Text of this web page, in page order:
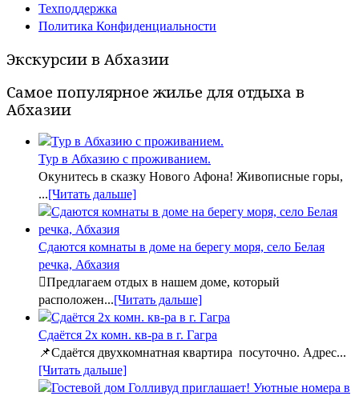
Техподдержка
Политика Конфиденциальности
Экскурсии в Абхазии
Самое популярное жилье для отдыха в
Абхазии
Тур в Абхазию с проживанием.
Окунитесь в сказку Нового Афона! Живописные горы,
...[Читать дальше]
Сдаются комнаты в доме на берегу моря, село Белая
речка, Абхазия
Предлагаем отдых в нашем доме, который
расположен...[Читать дальше]
Сдаётся 2х комн. кв-ра в г. Гагра
📌Сдаётся двухкомнатная квартира посуточно. Адрес...
[Читать дальше]